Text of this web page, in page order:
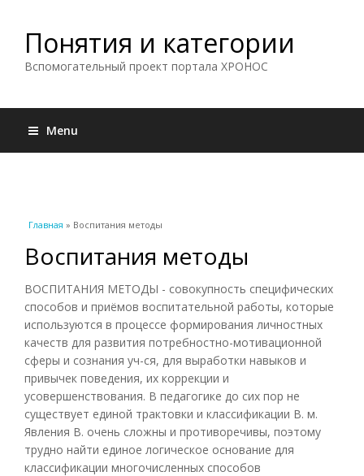
Понятия и категории
Вспомогательный проект портала ХРОНОС
Menu
Вы здесь
Главная » Воспитания методы
Воспитания методы
ВОСПИТАНИЯ МЕТОДЫ - совокупность специфических
способов и приёмов воспитательной работы, которые
используются в процессе формирования личностных
качеств для развития потребностно-мотивационной
сферы и сознания уч-ся, для выработки навыков и
привычек поведения, их коррекции и
усовершенствования. В педагогике до сих пор не
существует единой трактовки и классификации В. м.
Явления В. очень сложны и противоречивы, поэтому
трудно найти единое логическое основание для
классификации многочисленных способов